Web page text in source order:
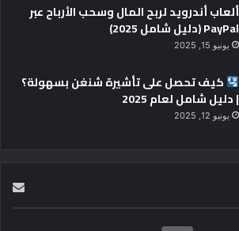
ألعاب أندرويد لربح المال وسحب الأرباح عبر
PayPal (دليل شامل 2025)
يونيو 15, 2025
كيف تحصل على تأشيرة شنغن بسهولة؟
| دليل شامل لعام 2025
يونيو 12, 2025